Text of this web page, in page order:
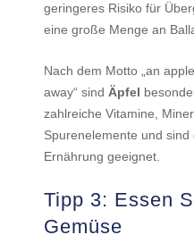
geringeres Risiko für
eine große Menge an
Nach dem Motto „an
away“ sind Äpfel
zahlreiche Vitamine,
Spurenelemente und
Ernährung geeignet.
Tipp 3: Essen
Gemüse